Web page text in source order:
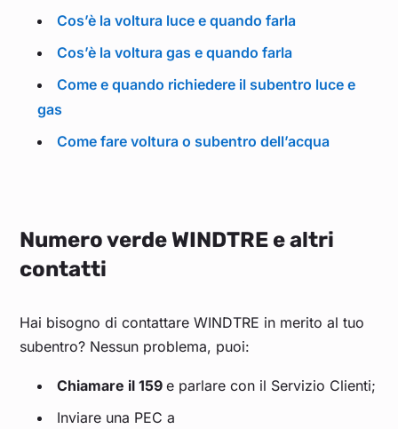
Cos’è la voltura luce e quando farla
Cos’è la voltura gas e quando farla
Come e quando richiedere il subentro luce e
gas
Come fare voltura o subentro dell’acqua
Numero verde WINDTRE e altri
contatti
Hai bisogno di contattare WINDTRE in merito al tuo
subentro? Nessun problema, puoi:
Chiamare il 159e parlare con il Servizio Clienti;
Inviare una PEC a